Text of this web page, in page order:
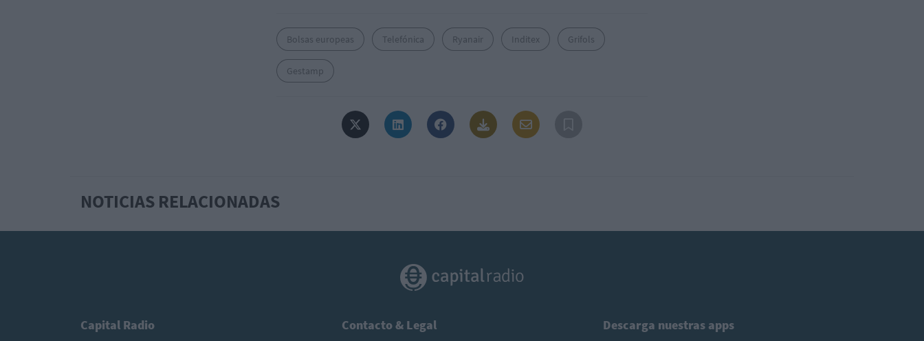
Bolsas europeas Telefónica Ryanair Inditex Grifols
Gestamp
NOTICIAS RELACIONADAS
Capital Radio Contacto & Legal Descarga nuestras apps